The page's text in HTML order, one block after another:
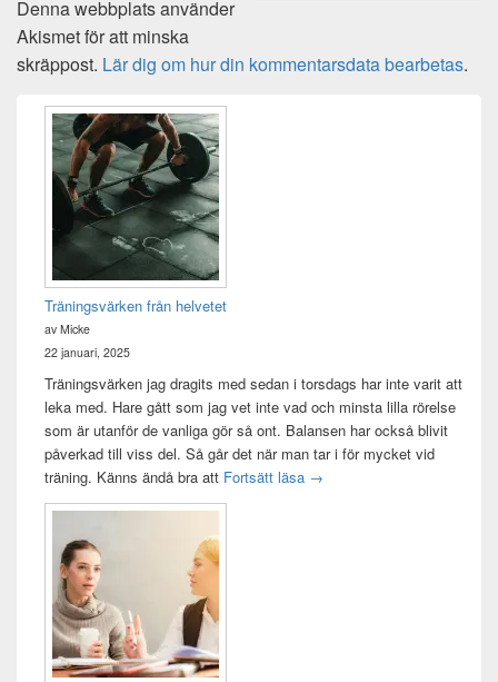
Denna webbplats använder
Akismet för att minska
skräppost. Lär dig om hur din kommentarsdata bearbetas.
Primära
sidofältet
Widget
område
Träningsvärken från helvetet
av Micke
22 januari, 2025
Träningsvärken jag dragits med sedan i torsdags har inte varit att
leka med. Hare gått som jag vet inte vad och minsta lilla rörelse
som är utanför de vanliga gör så ont. Balansen har också blivit
påverkad till viss del. Så går det när man tar i för mycket vid
träning. Känns ändå bra att Fortsätt läsa Träningsvärken från helvetet
→